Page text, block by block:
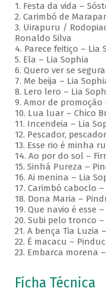
1. Festa da vida –
2. Carimbó de
3. Uirapuru /
Ronaldo Silva
4. Parece feitiço – Lia
5. Ela – Lia Sophia
6. Quero ver se
7. Me beija – Lia
8. Lero lero – Lia
9. Amor de promoção
10. Lua luar – Chico
11. Incendeia – Lia
12. Pescador,
13. Esse rio é minha
14. Ao por do sol –
15. Sinhá Pureza –
16. Ai menina – Lia
17. Carimbó caboclo
18. Dona Maria –
19. Que navio é esse
20. Subi pelo tronco
21. A bença Tia Luzia
22. É macacu –
23. Embarca morena
Ficha Técnica